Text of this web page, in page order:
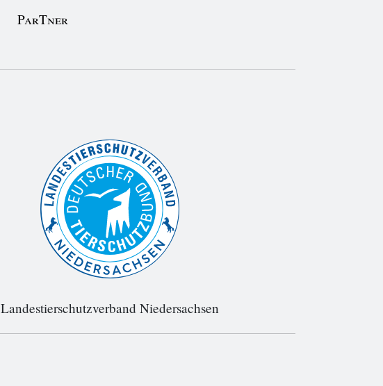
ParTner
Landestierschutzverband Niedersachsen